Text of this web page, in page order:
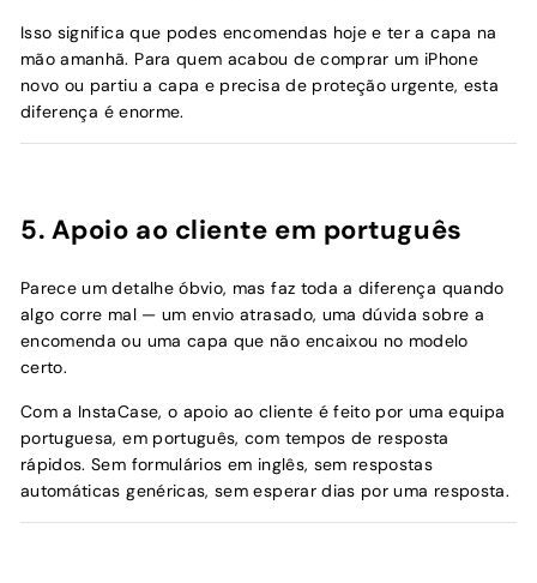
Isso significa que podes encomendas hoje e ter a capa na
mão amanhã. Para quem acabou de comprar um iPhone
novo ou partiu a capa e precisa de proteção urgente, esta
diferença é enorme.
5. Apoio ao cliente em português
Parece um detalhe óbvio, mas faz toda a diferença quando
algo corre mal — um envio atrasado, uma dúvida sobre a
encomenda ou uma capa que não encaixou no modelo
certo.
Com a InstaCase, o apoio ao cliente é feito por uma equipa
portuguesa, em português, com tempos de resposta
rápidos. Sem formulários em inglês, sem respostas
automáticas genéricas, sem esperar dias por uma resposta.